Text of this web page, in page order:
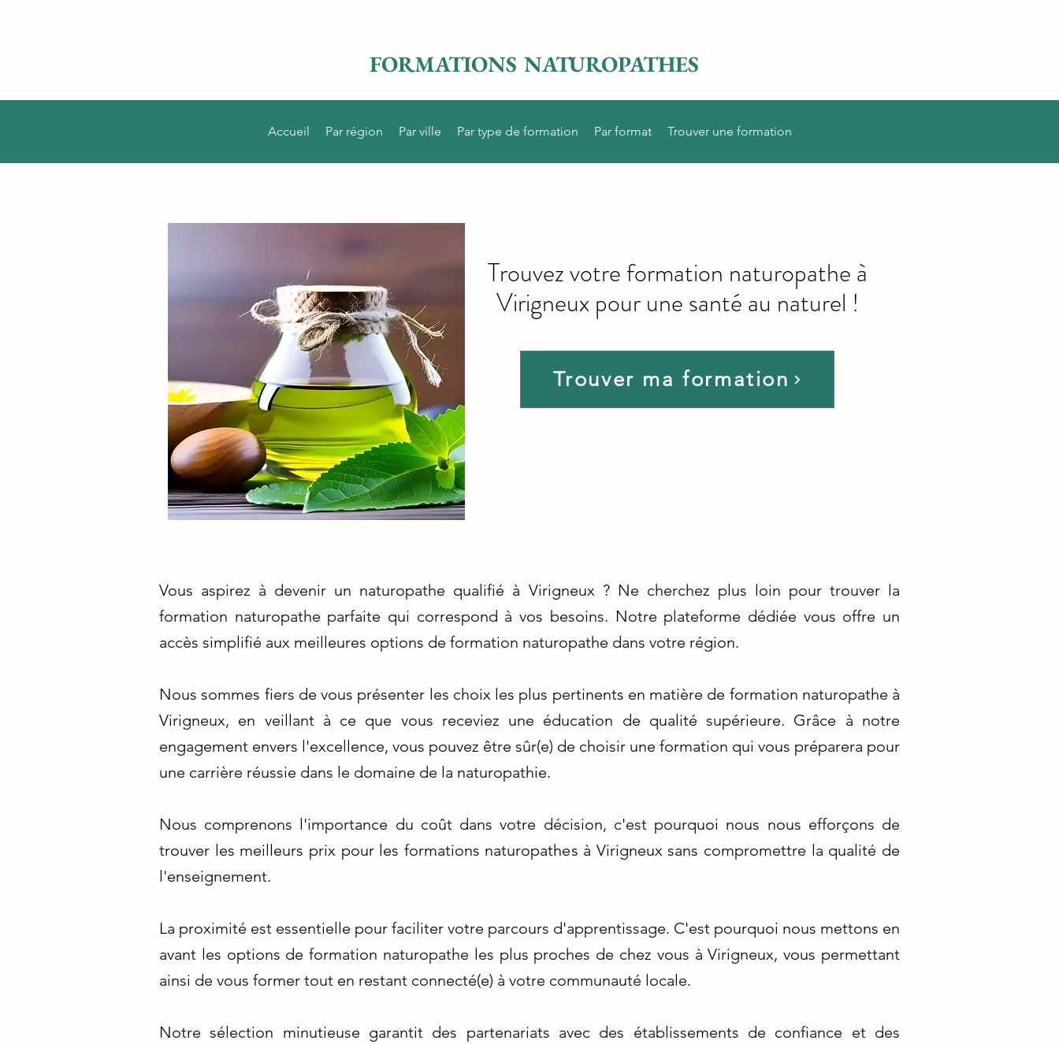
FORMATIONS NATUROPATHES
Accueil Par région Par ville Par type de formation Par format Trouver une formation
Trouver ma formation
Trouvez votre formation naturopathe à
Virigneux pour une santé au naturel !
Vous aspirez à devenir un naturopathe qualifié à Virigneux ? Ne cherchez plus loin pour trouver la
formation naturopathe parfaite qui correspond à vos besoins. Notre plateforme dédiée vous offre un
accès simplifié aux meilleures options de formation naturopathe dans votre région.
Nous sommes fiers de vous présenter les choix les plus pertinents en matière de formation naturopathe à
Virigneux, en veillant à ce que vous receviez une éducation de qualité supérieure. Grâce à notre
engagement envers l'excellence, vous pouvez être sûr(e) de choisir une formation qui vous préparera pour
une carrière réussie dans le domaine de la naturopathie.
Nous comprenons l'importance du coût dans votre décision, c'est pourquoi nous nous efforçons de
trouver les meilleurs prix pour les formations naturopathes à Virigneux sans compromettre la qualité de
l'enseignement.
La proximité est essentielle pour faciliter votre parcours d'apprentissage. C'est pourquoi nous mettons en
avant les options de formation naturopathe les plus proches de chez vous à Virigneux, vous permettant
ainsi de vous former tout en restant connecté(e) à votre communauté locale.
Notre sélection minutieuse garantit des partenariats avec des établissements de confiance et des